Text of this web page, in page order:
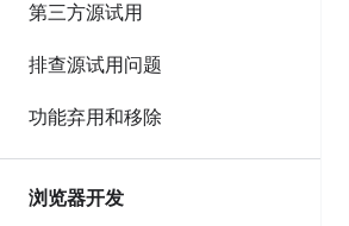
第三方源试用
排查源试用问题
功能弃用和移除
浏览器开发